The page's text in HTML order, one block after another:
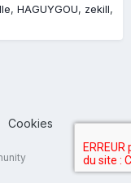
HAGUYGOU
zekill
Cookies